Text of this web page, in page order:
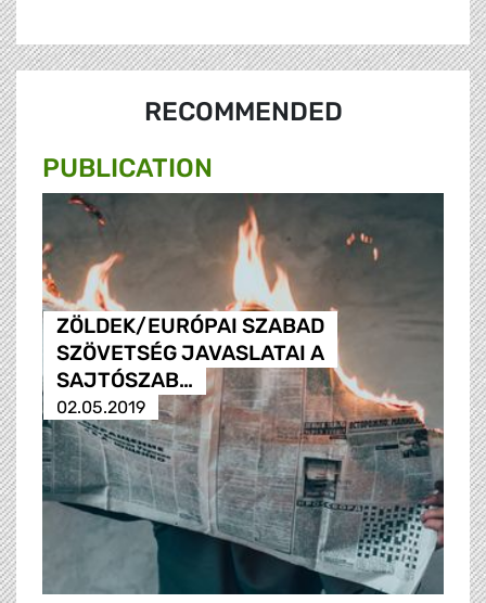
RECOMMENDED
PUBLICATION
ZÖLDEK/EURÓPAI SZABAD
SZÖVETSÉG JAVASLATAI A
SAJTÓSZAB…
02.05.2019